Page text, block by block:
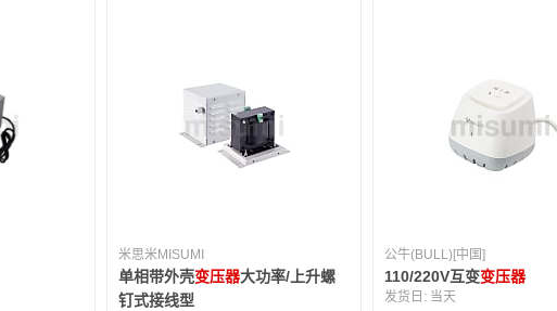
米思米MISUMI
单相带外壳变压器大功率/上升螺
钉式接线型
公牛(BULL)[中国]
110/220V互变变压器
发货日: 当天